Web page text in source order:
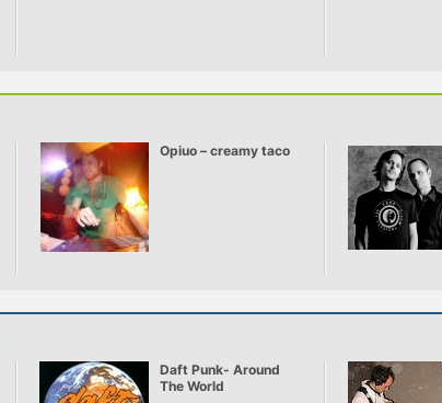
Opiuo – creamy taco
Daft Punk- Around
The World